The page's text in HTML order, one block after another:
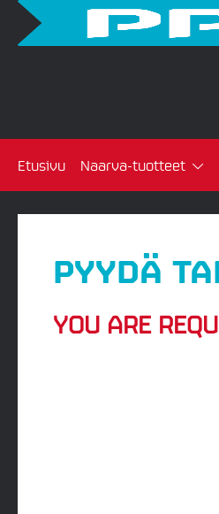
Etusivu Naarva-tuotteet
PYYDÄ
YOU ARE